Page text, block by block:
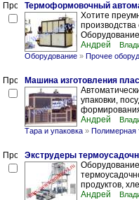
Термоформовочный
Хотите
производства
Андрей
Оборудование » Прочее
Машина изготовления
упаковки,
Андрей
Тара и упаковка » Полимерная
Экструдеры
продуктов,
Андрей